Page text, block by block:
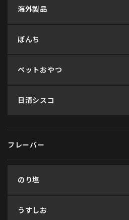
海外製品
ぼんち
ペットおやつ
日清シスコ
フレーバー
のり塩
うすしお